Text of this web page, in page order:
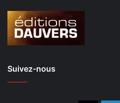
Suivez-nous